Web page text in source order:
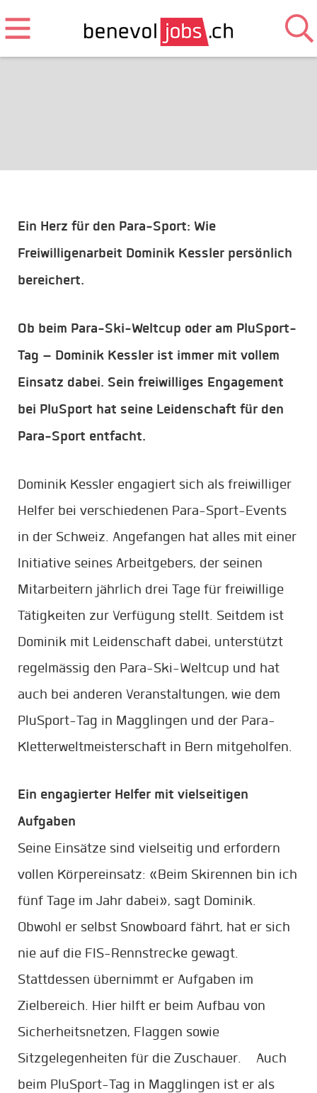
Ein Herz für den Para-Sport: Wie
Freiwilligenarbeit Dominik Kessler persönlich
bereichert.
Ob beim Para-Ski-Weltcup oder am PluSport-
Tag – Dominik Kessler ist immer mit vollem
Einsatz dabei. Sein freiwilliges Engagement
bei PluSport hat seine Leidenschaft für den
Para-Sport entfacht.
Dominik Kessler engagiert sich als freiwilliger
Helfer bei verschiedenen Para-Sport-Events
in der Schweiz. Angefangen hat alles mit einer
Initiative seines Arbeitgebers, der seinen
Mitarbeitern jährlich drei Tage für freiwillige
Tätigkeiten zur Verfügung stellt. Seitdem ist
Dominik mit Leidenschaft dabei, unterstützt
regelmässig den Para-Ski-Weltcup und hat
auch bei anderen Veranstaltungen, wie dem
PluSport-Tag in Magglingen und der Para-
Kletterweltmeisterschaft in Bern mitgeholfen.
Ein engagierter Helfer mit vielseitigen
Aufgaben
Seine Einsätze sind vielseitig und erfordern
vollen Körpereinsatz: «Beim Skirennen bin ich
fünf Tage im Jahr dabei», sagt Dominik.
Obwohl er selbst Snowboard fährt, hat er sich
nie auf die FIS-Rennstrecke gewagt.
Stattdessen übernimmt er Aufgaben im
Zielbereich. Hier hilft er beim Aufbau von
Sicherheitsnetzen, Flaggen sowie
Sitzgelegenheiten für die Zuschauer. Auch
beim PluSport-Tag in Magglingen ist er als